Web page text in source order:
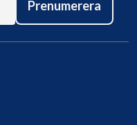
Prenumerera